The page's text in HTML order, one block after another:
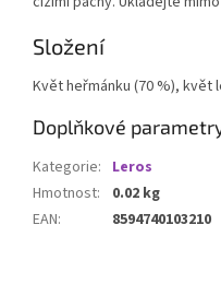
Složení
Květ heřmánku (70 %), květ
Doplňkové
Kategorie: Leros
Hmotnost:
0.02 kg
EAN: 8594740103210